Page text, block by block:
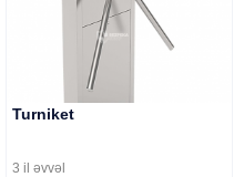
Turniket
3 il əvvəl